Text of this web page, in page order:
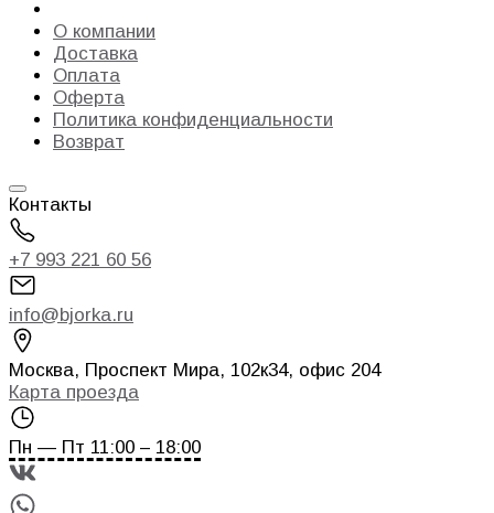
О компании
Доставка
Оплата
Оферта
Политика конфиденциальности
Возврат
Контакты
+7 993 221 60 56
info@bjorka.ru
Москва, Проспект Мира, 102к34, офис 204
Карта проезда
Пн — Пт 11:00 – 18:00